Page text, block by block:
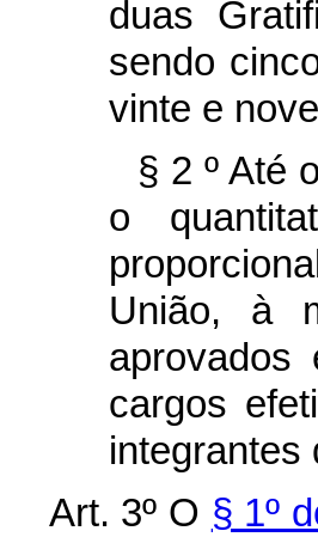
duas
sendo
vinte e
§ 2 º Até
o
União, à
aprovados
cargos
integrantes
Art. 3º O § 1º